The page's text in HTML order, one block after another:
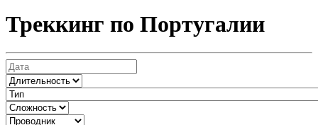
Треккинг по Португалии